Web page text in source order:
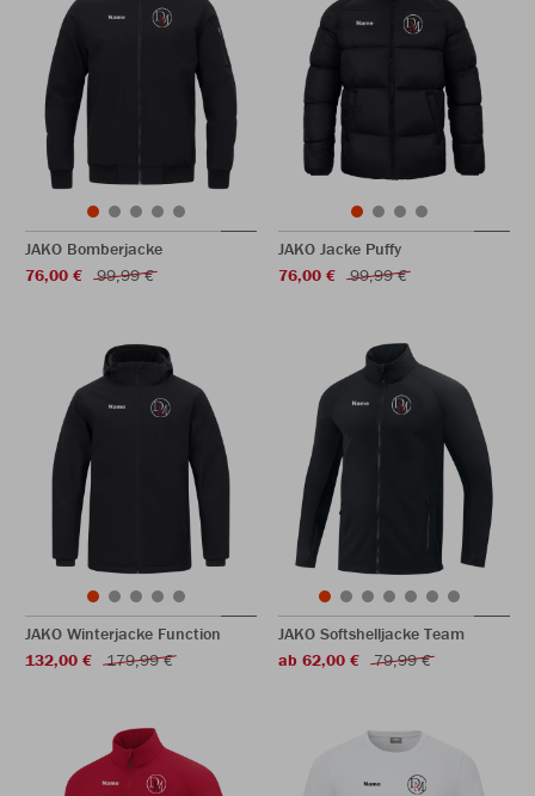
JAKO Bomberjacke
76,00 €
99,99 €
JAKO Jacke Puffy
76,00 €
99,99 €
JAKO Winterjacke Function
132,00 €
179,99 €
JAKO Softshelljacke Team
ab 62,00 €
79,99 €